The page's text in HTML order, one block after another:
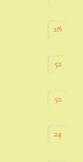
28
52
52
24